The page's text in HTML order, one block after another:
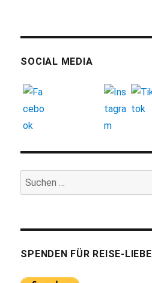
SOCIAL MEDIA
Suchen
nach:
SPENDEN FÜR REISE-LIEBE